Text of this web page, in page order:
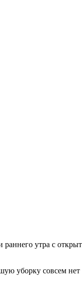
раннего утра с
уборку совсем нет